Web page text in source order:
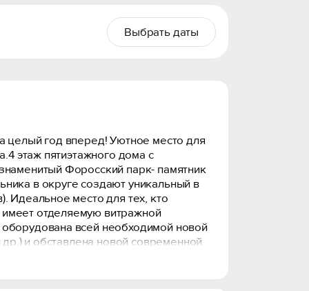
Выбрать даты
целый год вперед! Уютное место для
этаж пятиэтажного дома с
Форосский парк- памятник
в округе создают уникальный в
Идеальное место для тех, кто
отделяемую витражной
всей необходимой новой
и обставлена новой современной
за ключи- 5000руб. Расстояние до